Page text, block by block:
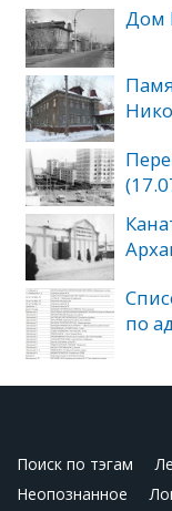
Дом
по
Поиск по тэгам
Неопознанное